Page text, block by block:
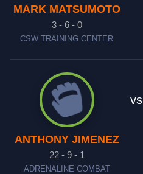
MARK MATSUMOTO
3 - 6 - 0
CSW TRAINING CENTER
ANTHONY JIMENEZ
22 - 9 - 1
ADRENALINE COMBAT
vs